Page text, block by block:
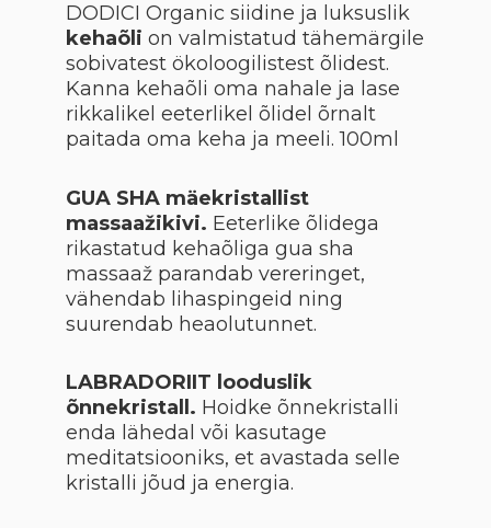
DODICI Organic siidine ja luksuslik
kehaõli on valmistatud tähemärgile
sobivatest ökoloogilistest õlidest.
Kanna kehaõli oma nahale ja lase
rikkalikel eeterlikel õlidel õrnalt
paitada oma keha ja meeli. 100ml
GUA SHA mäekristallist
massaažikivi. Eeterlike õlidega
rikastatud kehaõliga gua sha
massaaž parandab vereringet,
vähendab lihaspingeid ning
suurendab heaolutunnet.
LABRADORIIT looduslik
õnnekristall. Hoidke õnnekristalli
enda lähedal või kasutage
meditatsiooniks, et avastada selle
kristalli jõud ja energia.